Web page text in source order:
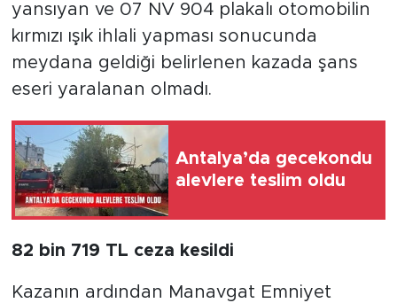
yansıyan ve 07 NV 904 plakalı otomobilin
kırmızı ışık ihlali yapması sonucunda
meydana geldiği belirlenen kazada şans
eseri yaralanan olmadı.
Antalya’da gecekondu
alevlere teslim oldu
82 bin 719 TL ceza kesildi
Kazanın ardından Manavgat Emniyet